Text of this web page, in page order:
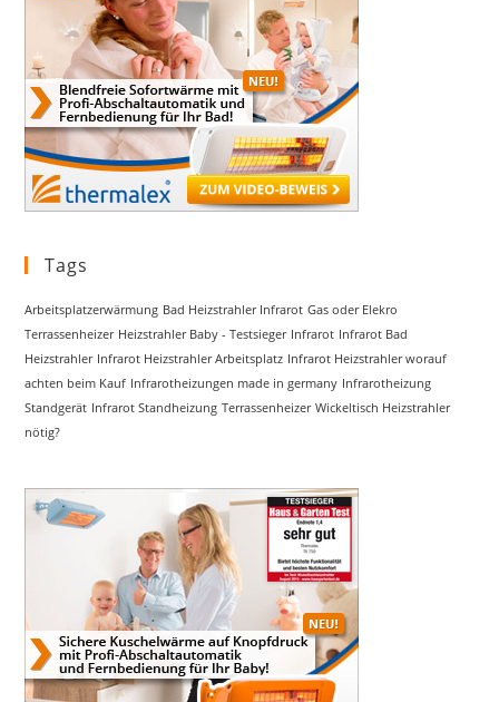
Tags
Arbeitsplatzerwärmung Bad Heizstrahler Infrarot Gas oder Elekro
Terrassenheizer Heizstrahler Baby - Testsieger Infrarot Infrarot Bad
Heizstrahler Infrarot Heizstrahler Arbeitsplatz Infrarot Heizstrahler worauf
achten beim Kauf Infrarotheizungen made in germany Infrarotheizung
Standgerät Infrarot Standheizung Terrassenheizer Wickeltisch Heizstrahler
nötig?